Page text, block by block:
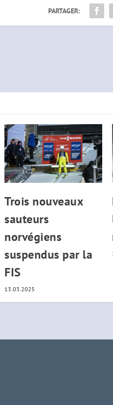
PARTAGER:
Trois nouveaux
sauteurs
norvégiens
suspendus par la
FIS
13.03.2025